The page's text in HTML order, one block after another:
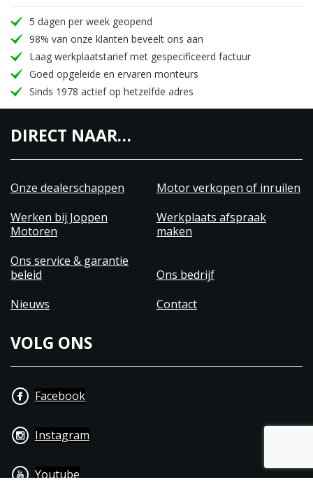
5 dagen per week geopend
98% van onze klanten beveelt ons aan
Laag werkplaatstarief met gespecificeerd factuur
Goed opgeleide en ervaren monteurs
Sinds 1978 actief op hetzelfde adres
DIRECT NAAR…
Onze dealerschappen
Motor verkopen of inruilen
Werken bij Joppen
Motoren
Werkplaats afspraak
maken
Ons service & garantie
beleid
Ons bedrijf
Nieuws
Contact
VOLG ONS
Facebook
Instagram
Youtube